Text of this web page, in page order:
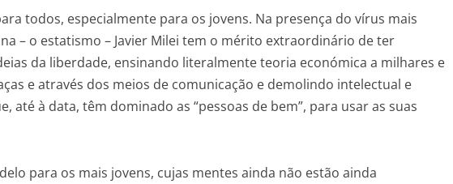
todos, especialmente para os jovens. Na presença do vírus mais
– o estatismo – Javier Milei tem o mérito extraordinário de ter
da liberdade, ensinando literalmente teoria económica a milhares e
e através dos meios de comunicação e demolindo intelectual e
até à data, têm dominado as “pessoas de bem”, para usar as suas
para os mais jovens, cujas mentes ainda não estão ainda